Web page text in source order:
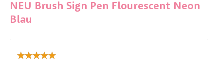
NEU Brush Sign Pen Flourescent Neon
Blau